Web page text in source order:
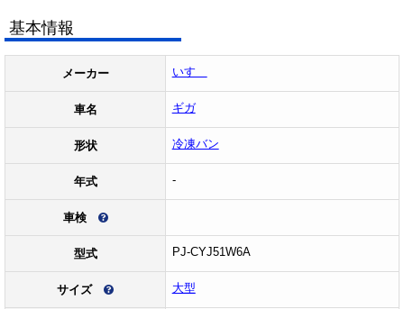
基本情報
メーカー いすゞ
車名 ギガ
形状 冷凍バン
年式 -
車検
型式 PJ-CYJ51W6A
サイズ 大型